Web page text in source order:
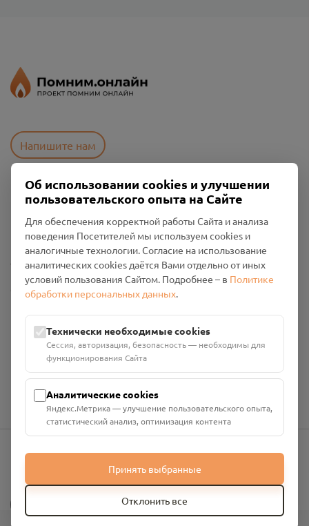
Напишите нам
Пользовательское соглашение
Промо-материалы
Общество с ограниченной ответственностью «Смоленский
ИНН: 6700029207 ОГРН: 1256700001986
Юридический адрес: 216790, Смоленская область, р-н
Руднянский, г. Рудня, улица Западная, д. 26А, пом. 18
Номер счёта: 40702810901130004287 в АО "АЛЬФА-БАНК"
Кор. счёт: 30101810200000000593
info@pomnim.online
Об использовании cookies и улучшении
пользовательского опыта на Сайте
Для обеспечения корректной работы Сайта и анализа
поведения Посетителей мы используем cookies и
аналогичные технологии. Согласие на использование
аналитических cookies даётся Вами отдельно от иных
условий пользования Сайтом. Подробнее – в Политике
обработки персональных данных.
Технически необходимые cookies
Сессия, авторизация, безопасность — необходимы для
функционирования Сайта
Аналитические cookies
Яндекс.Метрика — улучшение пользовательского опыта,
статистический анализ, оптимизация контента
Принять выбранные
Отклонить все